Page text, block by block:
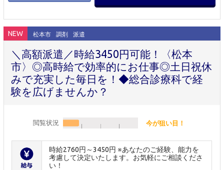
NEW 松本市 調剤 派遣
＼高額派遣／時給3450円可能！〈松本
市〉◎高時給で効率的にお仕事◎土日祝休
みで充実した毎日を！◆総合診療科で経
験を広げませんか？
閲覧状況 今が狙い目！
時給2760円～3450円 ※あなたのご経験、能力を
考慮して決定いたします。お気軽にご相談くださ
い！